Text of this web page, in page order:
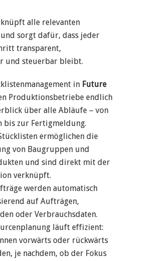
alle relevanten
sorgt dafür, dass jeder
transparent,
und steuerbar bleibt.
in Future
Produktionsbetriebe endlich
über alle Abläufe – von
bis zur Fertigmeldung.
ermöglichen die
von Baugruppen und
und sind direkt mit der
verknüpft.
werden automatisch
auf Aufträgen,
oder Verbrauchsdaten.
läuft effizient:
vorwärts oder rückwärts
je nachdem, ob der Fokus